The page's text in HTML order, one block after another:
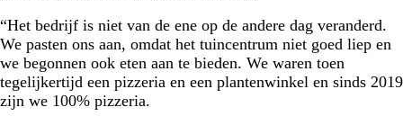
“Het bedrijf is niet van de ene op de andere dag veranderd.
We pasten ons aan, omdat het tuincentrum niet goed liep en
we begonnen ook eten aan te bieden. We waren toen
tegelijkertijd een pizzeria en een plantenwinkel en sinds 2019
zijn we 100% pizzeria.